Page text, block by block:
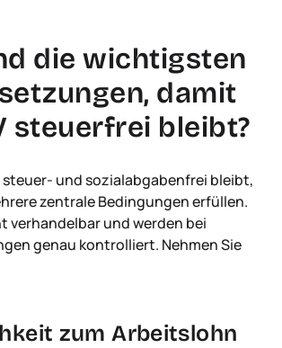
die wichtigsten
damit
steuerfrei bleibt?
steuer- und sozialabgabenfrei bleibt,
zentrale Bedingungen erfüllen.
verhandelbar und werden bei
genau kontrolliert. Nehmen Sie
zum Arbeitslohn